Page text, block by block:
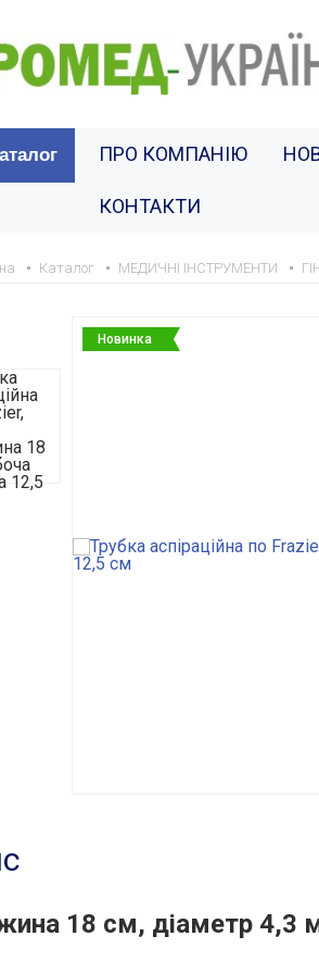
ПРО КОМПАНІЮ
КОНТАКТИ
Каталог МЕДИЧНІ ІНСТРУМЕНТИ
Новинка
18 см, діаметр 4,3